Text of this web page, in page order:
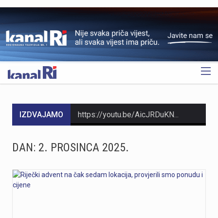
OGLAS
IZDVAJAMO
DAN: 2. PROSINCA 2025.